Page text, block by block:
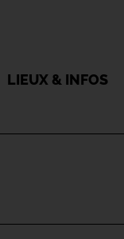
LIEUX & INFOS